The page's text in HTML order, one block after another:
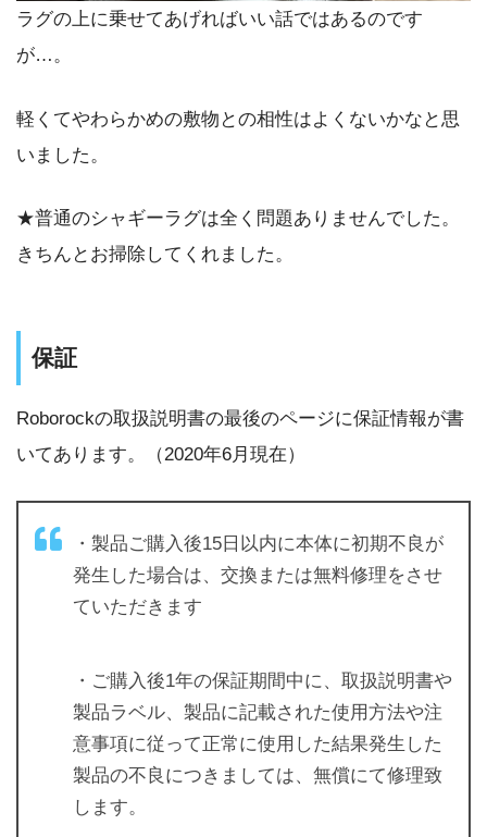
ラグの上に乗せてあげればいい話ではあるのです
が…。
軽くてやわらかめの敷物との相性はよくないかなと思
いました。
★普通のシャギーラグは全く問題ありませんでした。
きちんとお掃除してくれました。
保証
Roborockの取扱説明書の最後のページに保証情報が書
いてあります。（2020年6月現在）
・製品ご購入後15日以内に本体に初期不良が
発生した場合は、交換または無料修理をさせ
ていただきます
・ご購入後1年の保証期間中に、取扱説明書や
製品ラベル、製品に記載された使用方法や注
意事項に従って正常に使用した結果発生した
製品の不良につきましては、無償にて修理致
します。